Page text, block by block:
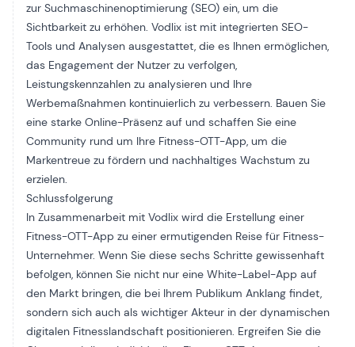
zur Suchmaschinenoptimierung (SEO) ein, um die
Sichtbarkeit zu erhöhen. Vodlix ist mit integrierten SEO-
Tools und Analysen ausgestattet, die es Ihnen ermöglichen,
das Engagement der Nutzer zu verfolgen,
Leistungskennzahlen zu analysieren und Ihre
Werbemaßnahmen kontinuierlich zu verbessern. Bauen Sie
eine starke Online-Präsenz auf und schaffen Sie eine
Community rund um Ihre Fitness-OTT-App, um die
Markentreue zu fördern und nachhaltiges Wachstum zu
erzielen.
Schlussfolgerung
In Zusammenarbeit mit Vodlix wird die Erstellung einer
Fitness-OTT-App zu einer ermutigenden Reise für Fitness-
Unternehmer. Wenn Sie diese sechs Schritte gewissenhaft
befolgen, können Sie nicht nur eine White-Label-App auf
den Markt bringen, die bei Ihrem Publikum Anklang findet,
sondern sich auch als wichtiger Akteur in der dynamischen
digitalen Fitnesslandschaft positionieren. Ergreifen Sie die